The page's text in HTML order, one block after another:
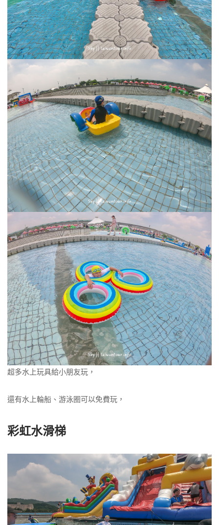
超多水上玩具給小朋友玩，
還有水上輪船、游泳圈可以免費玩，
彩虹水滑梯